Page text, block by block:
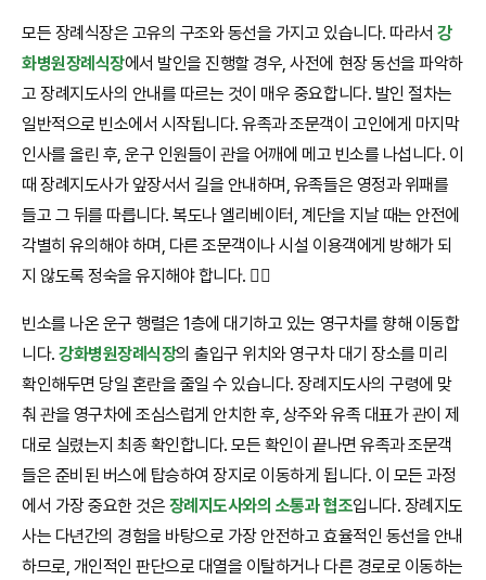
모든 장례식장은 고유의 구조와 동선을 가지고 있습니다. 따라서강
화병원장례식장에서 발인을 진행할 경우, 사전에 현장 동선을 파악하
고 장례지도사의 안내를 따르는 것이 매우 중요합니다. 발인 절차는
일반적으로 빈소에서 시작됩니다. 유족과 조문객이 고인에게 마지막
인사를 올린 후, 운구 인원들이 관을 어깨에 메고 빈소를 나섭니다. 이
때 장례지도사가 앞장서서 길을 안내하며, 유족들은 영정과 위패를
들고 그 뒤를 따릅니다. 복도나 엘리베이터, 계단을 지날 때는 안전에
각별히 유의해야 하며, 다른 조문객이나 시설 이용객에게 방해가 되
지 않도록 정숙을 유지해야 합니다. 🚶‍♂️
빈소를 나온 운구 행렬은 1층에 대기하고 있는 영구차를 향해 이동합
니다.강화병원장례식장의 출입구 위치와 영구차 대기 장소를 미리
확인해두면 당일 혼란을 줄일 수 있습니다. 장례지도사의 구령에 맞
춰 관을 영구차에 조심스럽게 안치한 후, 상주와 유족 대표가 관이 제
대로 실렸는지 최종 확인합니다. 모든 확인이 끝나면 유족과 조문객
들은 준비된 버스에 탑승하여 장지로 이동하게 됩니다. 이 모든 과정
에서 가장 중요한 것은 장례지도사와의 소통과 협조입니다. 장례지도
사는 다년간의 경험을 바탕으로 가장 안전하고 효율적인 동선을 안내
하므로, 개인적인 판단으로 대열을 이탈하거나 다른 경로로 이동하는